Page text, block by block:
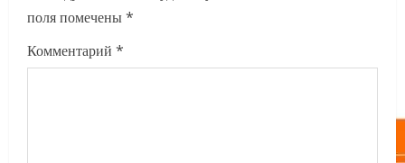
i
g
поля помечены*
Комментарий *